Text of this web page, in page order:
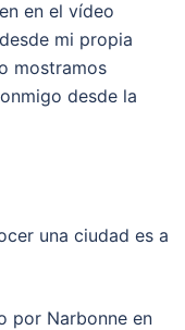
en el vídeo
mi propia
mostramos
desde la
una ciudad es a
por Narbonne en